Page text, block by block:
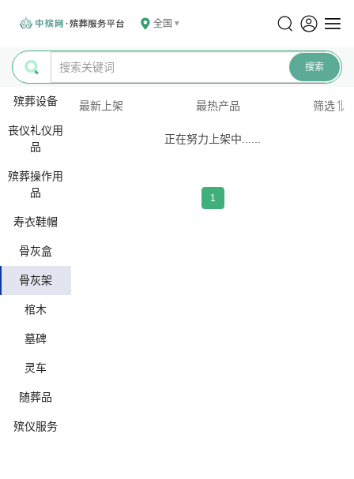
全国
殡葬设备
丧仪礼仪用
品
殡葬操作用
品
寿衣鞋帽
骨灰盒
骨灰架
棺木
墓碑
灵车
随葬品
殡仪服务
最新上架 最热产品 筛选
正在努力上架中......
1